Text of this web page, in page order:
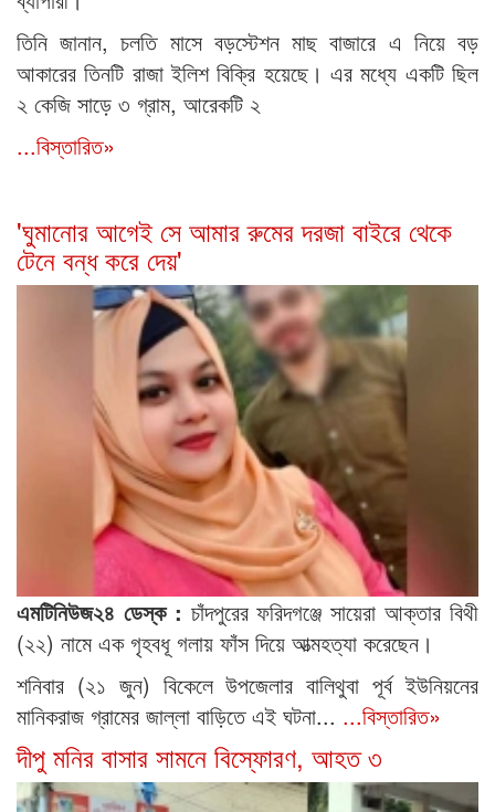
তিনি জানান, চলতি মাসে বড়স্টেশন মাছ বাজারে এ নিয়ে বড়
আকারের তিনটি রাজা ইলিশ বিক্রি হয়েছে। এর মধ্যে একটি ছিল
২ কেজি সাড়ে ৩ গ্রাম, আরেকটি ২
...বিস্তারিত»
'ঘুমানোর আগেই সে আমার রুমের দরজা বাইরে থেকে
টেনে বন্ধ করে দেয়'
এমটিনিউজ২৪ ডেস্ক : চাঁদপুরের ফরিদগঞ্জে সায়েরা আক্তার বিথী
(২২) নামে এক গৃহবধূ গলায় ফাঁস দিয়ে আত্মহত্যা করেছেন।
শনিবার (২১ জুন) বিকেলে উপজেলার বালিথুবা পূর্ব ইউনিয়নের
মানিকরাজ গ্রামের জাল্লা বাড়িতে এই ঘটনা... ...বিস্তারিত»
দীপু মনির বাসার সামনে বিস্ফোরণ, আহত ৩